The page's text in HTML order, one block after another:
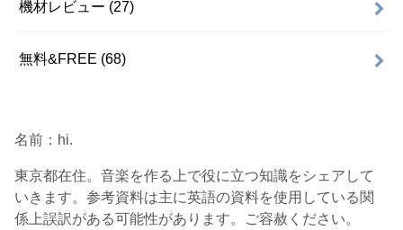
機材レビュー (27)
無料&FREE (68)
名前：hi.
東京都在住。音楽を作る上で役に立つ知識をシェアして
いきます。参考資料は主に英語の資料を使用している関
係上誤訳がある可能性があります。ご容赦ください。